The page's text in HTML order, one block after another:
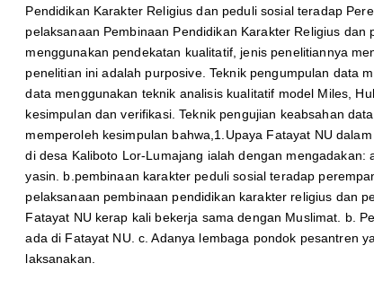
Pendidikan Karakter Religius dan peduli sosial teradap
pelaksanaan Pembinaan Pendidikan Karakter Religius
menggunakan pendekatan kualitatif, jenis penelitiannya
penelitian ini adalah purposive. Teknik pengumpulan data
data menggunakan teknik analisis kualitatif model Miles,
kesimpulan dan verifikasi. Teknik pengujian keabsahan
memperoleh kesimpulan bahwa,1.Upaya Fatayat NU
di desa Kaliboto Lor-Lumajang ialah dengan
yasin. b.pembinaan karakter peduli sosial teradap
pelaksanaan pembinaan pendidikan karakter religius dan
Fatayat NU kerap kali bekerja sama dengan Muslimat. b.
ada di Fatayat NU. c. Adanya lembaga pondok pesantren
laksanakan.